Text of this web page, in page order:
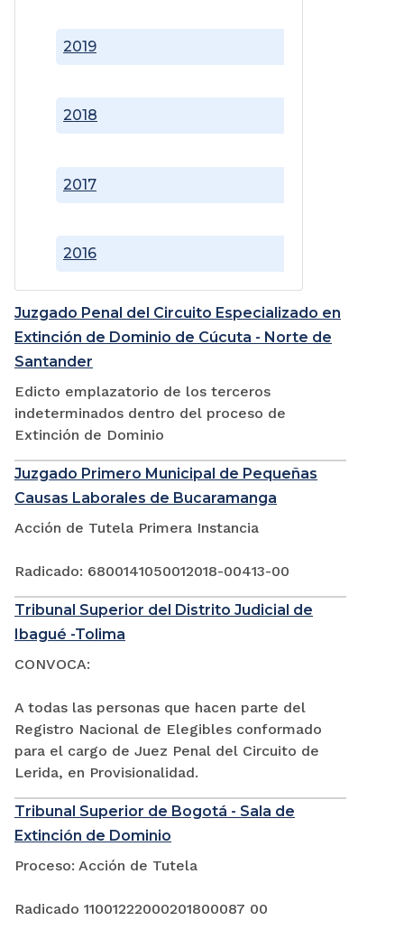
2016
2017
2018
2019
Juzgado Penal del Circuito Especializado en
Extinción de Dominio de Cúcuta - Norte de
Santander
Edicto emplazatorio de los terceros
indeterminados dentro del proceso de
Extinción de Dominio
Juzgado Primero Municipal de Pequeñas
Causas Laborales de Bucaramanga
Acción de Tutela Primera Instancia
Radicado: 6800141050012018-00413-00
Tribunal Superior del Distrito Judicial de
Ibagué -Tolima
CONVOCA:
A todas las personas que hacen parte del
Registro Nacional de Elegibles conformado
para el cargo de Juez Penal del Circuito de
Lerida, en Provisionalidad.
Tribunal Superior de Bogotá - Sala de
Extinción de Dominio
Proceso: Acción de Tutela
Radicado 11001222000201800087 00